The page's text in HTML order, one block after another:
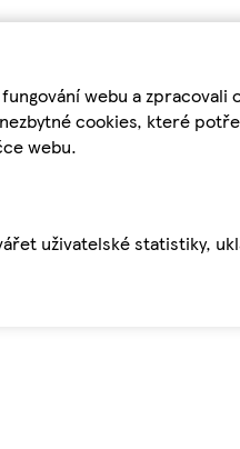
webu a
cookies, které
webu.
uživatelské statistiky,